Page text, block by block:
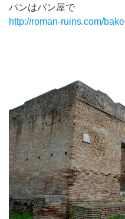
パンはパン屋で
http://roman-ruins.com/